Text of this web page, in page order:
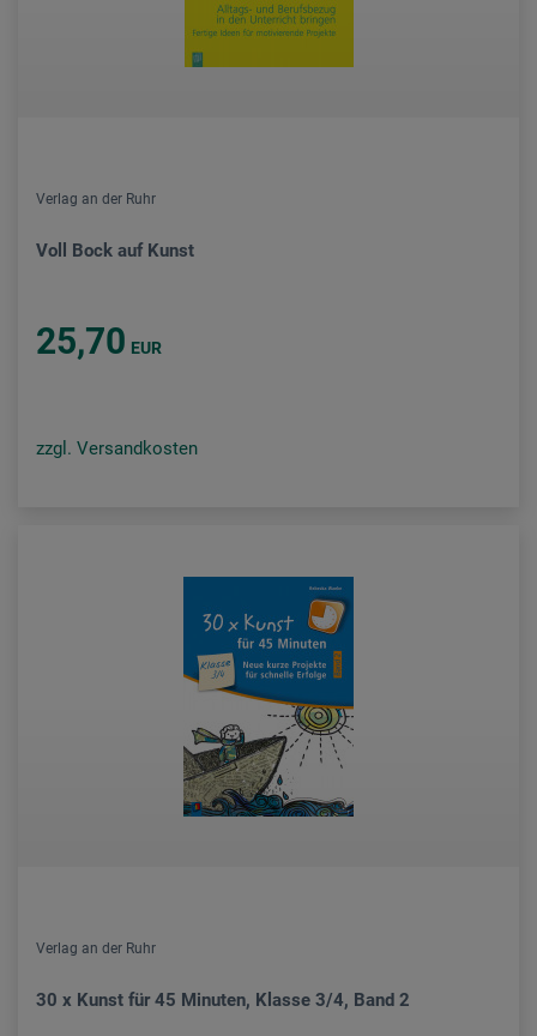
Verlag an der Ruhr
Voll Bock auf Kunst
25,70 EUR
zzgl. Versandkosten
Verlag an der Ruhr
30 x Kunst für 45 Minuten, Klasse 3/4, Band 2